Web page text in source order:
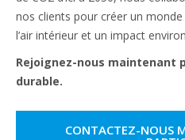
nos clients pour créer un
l’air intérieur et un impact
Rejoignez-nous maintenant
durable.
CONTACTEZ-NOUS